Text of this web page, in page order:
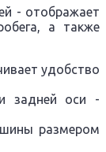
- отображает
а также
удобство
оси -
размером